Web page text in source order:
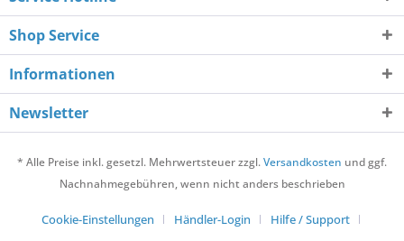
Shop Service
Informationen
Newsletter
* Alle Preise inkl. gesetzl. Mehrwertsteuer zzgl.Versandkosten und ggf.
Nachnahmegebühren, wenn nicht anders beschrieben
Cookie-Einstellungen Händler-Login
Hilfe / Support